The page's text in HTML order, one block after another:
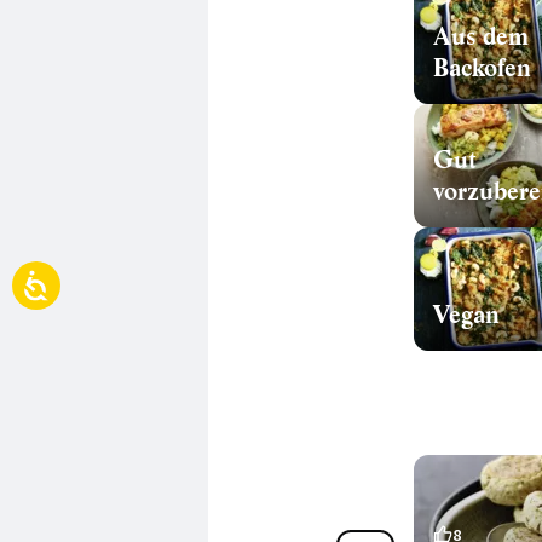
Aus dem
Backofen
Gut
Vegan
8